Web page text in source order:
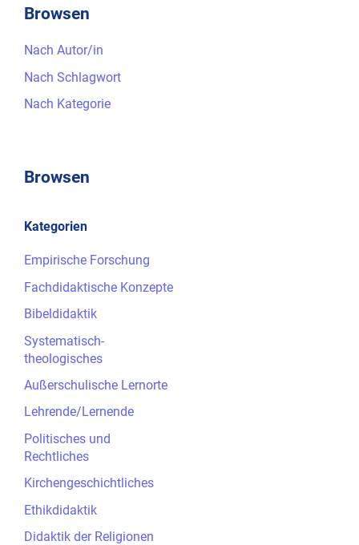
Browsen
Nach Autor/in
Nach Schlagwort
Nach Kategorie
Browsen
Kategorien
Empirische Forschung
Fachdidaktische Konzepte
Bibeldidaktik
Systematisch-
theologisches
Außerschulische Lernorte
Lehrende/Lernende
Politisches und
Rechtliches
Kirchengeschichtliches
Ethikdidaktik
Didaktik der Religionen